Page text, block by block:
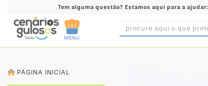
Tem alguma questão? Estamos aqui para a ajudar:
MENU
PÁGINA INICIAL